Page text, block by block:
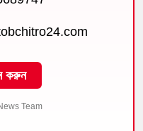
করুন
Team